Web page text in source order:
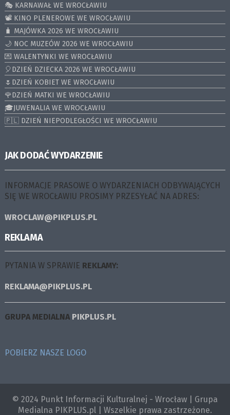
🎭 KARNAWAŁ WE WROCŁAWIU
📽️ KINO PLENEROWE WE WROCŁAWIU
🧳 MAJÓWKA 2026 WE WROCŁAWIU
🌙 NOC MUZEÓW 2026 WE WROCŁAWIU
💌 WALENTYNKI WE WROCŁAWIU
🎈DZIEŃ DZIECKA 2026 WE WROCŁAWIU
🌷DZIEŃ KOBIET WE WROCŁAWIU
🌹DZIEŃ MATKI WE WROCŁAWIU
🎓JUWENALIA WE WROCŁAWIU
🇵🇱 DZIEŃ NIEPODLEGŁOŚCI WE WROCŁAWIU
JAK DODAĆ WYDARZENIE
INFORMACJE PRASOWE O WYDARZENIACH ODBYWAJĄCYCH
SIĘ WE WROCŁAWIU PROSIMY PRZESYŁAĆ NA ADRES:
WROCLAW@PIKPLUS.PL
REKLAMA
PYTANIA W SPRAWIE REKLAMY:
REKLAMA@PIKPLUS.PL
GRUPA MEDIALNA PIKPLUS.PL
POBIERZ NASZE LOGO
© 2024 Punkt Informacji Kulturalnej - Wrocław | Grupa
Medialna PIKPLUS.pl | Wszelkie prawa zastrzeżone.